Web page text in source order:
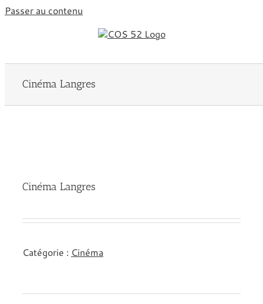
Passer au contenu
Cinéma Langres
Cinéma Langres
Catégorie : Cinéma